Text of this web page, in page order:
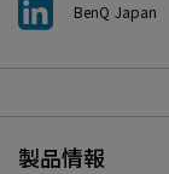
BenQ Japan
製品情報